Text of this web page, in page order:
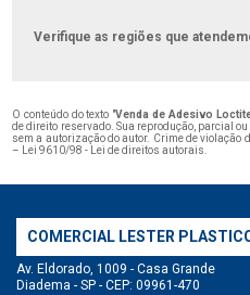
Verifique as regiões que
O conteúdo do texto "Venda de Adesivo
de direito reservado. Sua reprodução, parcial
sem a autorização do autor. Crime de violação
–
Lei 9610/98 - Lei de direitos autorais
COMERCIAL LESTER
Av. Eldorado, 1009 - Casa Grande
Diadema - SP - CEP: 09961-470